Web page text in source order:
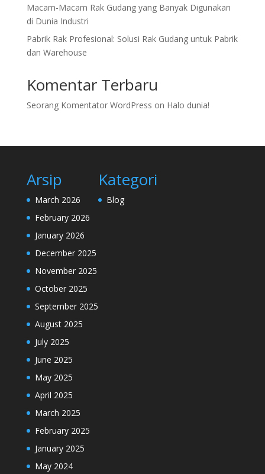
Macam-Macam Rak Gudang yang Banyak Digunakan
di Dunia Industri
Pabrik Rak Profesional: Solusi Rak Gudang untuk Pabrik
dan Warehouse
Komentar Terbaru
Seorang Komentator WordPress on Halo dunia!
Arsip
March 2026
February 2026
January 2026
December 2025
November 2025
October 2025
September 2025
August 2025
July 2025
June 2025
May 2025
April 2025
March 2025
February 2025
January 2025
May 2024
Kategori
Blog